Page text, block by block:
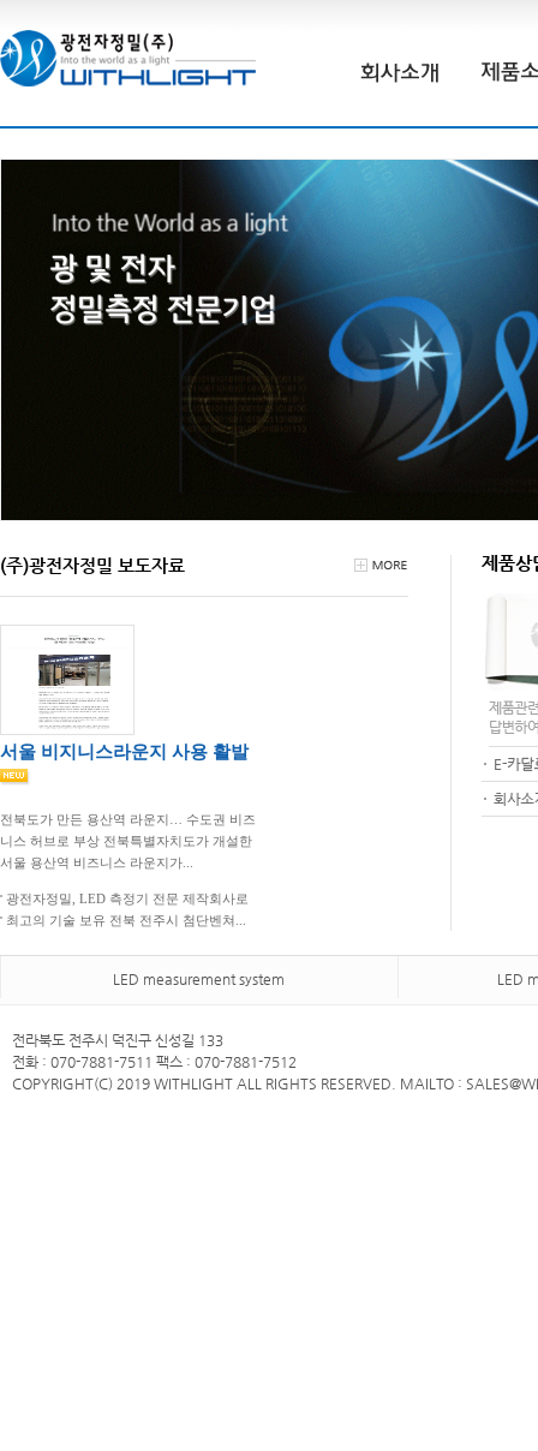
(주)광전자정밀 보도자료
서울 비지니스라운지 사용 활발
전북도가 만든 용산역 라운지… 수도권 비즈
니스 허브로 부상 전북특별자치도가 개설한
서울 용산역 비즈니스 라운지가...
광전자정밀, LED 측정기 전문 제작회사로
최고의 기술 보유 전북 전주시 첨단벤쳐...
LED measurement system LED
전라북도 전주시 덕진구 신성길 133
전화 : 070-7881-7511 팩스 : 070-7881-7512
COPYRIGHT(C) 2019 WITHLIGHT ALL RIGHTS RESERVED. MAILTO :